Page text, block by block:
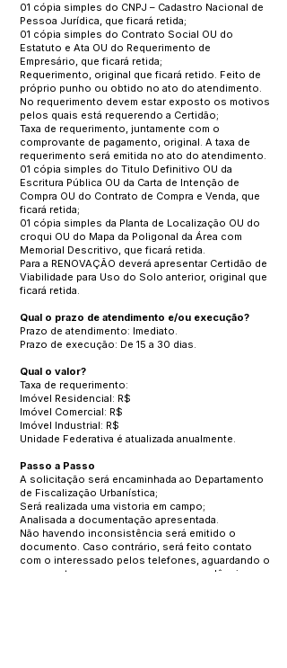
01 cópia simples do CNPJ – Cadastro Nacional de
Pessoa Jurídica, que ficará retida;
01 cópia simples do Contrato Social OU do
Estatuto e Ata OU do Requerimento de
Empresário, que ficará retida;
Requerimento, original que ficará retido. Feito de
próprio punho ou obtido no ato do atendimento.
No requerimento devem estar exposto os motivos
pelos quais está requerendo a Certidão;
Taxa de requerimento, juntamente com o
comprovante de pagamento, original. A taxa de
requerimento será emitida no ato do atendimento.
01 cópia simples do Titulo Definitivo OU da
Escritura Pública OU da Carta de Intenção de
Compra OU do Contrato de Compra e Venda, que
ficará retida;
01 cópia simples da Planta de Localização OU do
croqui OU do Mapa da Poligonal da Área com
Memorial Descritivo, que ficará retida.
Para a RENOVAÇÃO deverá apresentar Certidão de
Viabilidade para Uso do Solo anterior, original que
ficará retida.
Qual o prazo de atendimento e/ou execução?
Prazo de atendimento: Imediato.
Prazo de execução: De 15 a 30 dias.
Qual o valor?
Taxa de requerimento:
Imóvel Residencial: R$
Imóvel Comercial: R$
Imóvel Industrial: R$
Unidade Federativa é atualizada anualmente.
Passo a Passo
A solicitação será encaminhada ao Departamento
de Fiscalização Urbanística;
Será realizada uma vistoria em campo;
Analisada a documentação apresentada.
Não havendo inconsistência será emitido o
documento. Caso contrário, será feito contato
com o interessado pelos telefones, aguardando o
requerente comparecer para sanar pendências.